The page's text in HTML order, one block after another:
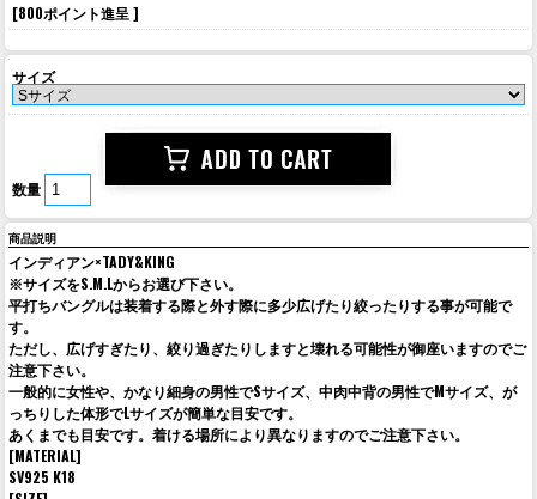
[800ポイント進呈 ]
サイズ
数量
商品説明
インディアン×TADY&KING
※サイズをS.M.Lからお選び下さい。
平打ちバングルは装着する際と外す際に多少広げたり絞ったりする事が可能で
す。
ただし、広げすぎたり、絞り過ぎたりしますと壊れる可能性が御座いますのでご
注意下さい。
一般的に女性や、かなり細身の男性でSサイズ、中肉中背の男性でMサイズ、が
っちりした体形でLサイズが簡単な目安です。
あくまでも目安です。着ける場所により異なりますのでご注意下さい。
[MATERIAL]
SV925 K18